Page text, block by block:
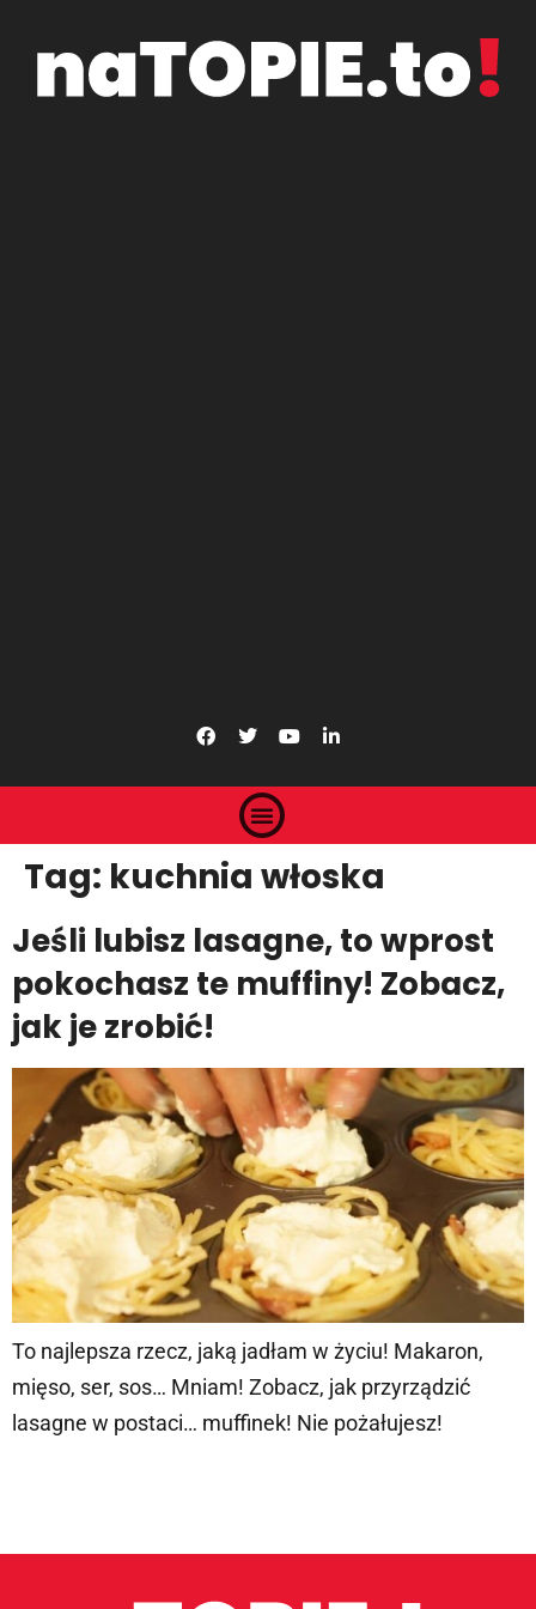
Tag: kuchnia włoska
Jeśli lubisz lasagne, to wprost
pokochasz te muffiny! Zobacz,
jak je zrobić!
To najlepsza rzecz, jaką jadłam w życiu! Makaron,
mięso, ser, sos… Mniam! Zobacz, jak przyrządzić
lasagne w postaci… muffinek! Nie pożałujesz!